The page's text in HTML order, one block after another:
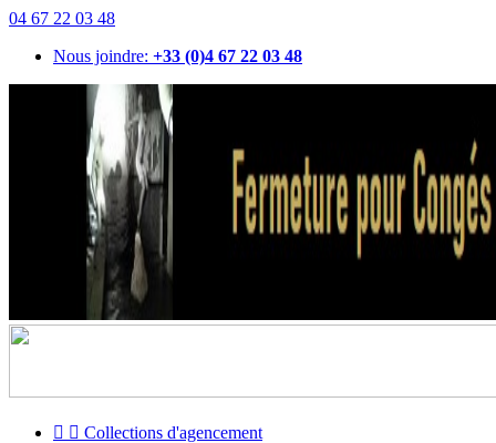
04 67 22 03 48
Nous joindre: +33 (0)4 67 22 03 48
  Collections d'agencement